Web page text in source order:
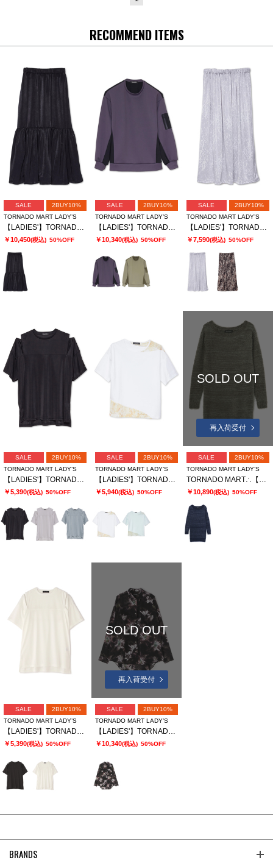
RECOMMEND ITEMS
SALE
2BUY10%
TORNADO MART LADY’S
【LADIES'】TORNADO MART∴サテンティアードスカート
￥10,450(税込) 50%OFF
SALE
2BUY10%
TORNADO MART LADY’S
【LADIES'】TORNADO MART∴ダブルサテン切替プルオーバー
￥10,340(税込) 50%OFF
SALE
2BUY10%
TORNADO MART LADY’S
【LADIES'】TORNADO MART∴レオパードプリントイージースカート
￥7,590(税込) 50%OFF
SALE
2BUY10%
TORNADO MART LADY’S
￥5,390(税込) 50%OFF
SALE
2BUY10%
TORNADO MART LADY’S
￥5,940(税込) 50%OFF
SOLD OUT
再入荷受付
SALE
2BUY10%
TORNADO MART LADY’S
￥10,890(税込) 50%OFF
SALE
2BUY10%
TORNADO MART LADY’S
【LADIES'】TORNADO MART∴スリットオーバーカットソー
￥5,390(税込) 50%OFF
SOLD OUT
再入荷受付
SALE
2BUY10%
TORNADO MART LADY’S
【LADIES'】TORNADO MART∴APERTAプリントオーバーブラウス
￥10,340(税込) 50%OFF
BRANDS